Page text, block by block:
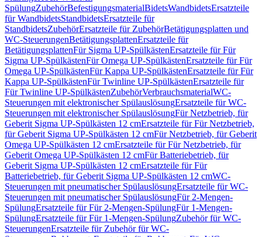
SpülungZubehörBefestigungsmaterialBidetsWandbidetsErsatzteile
für WandbidetsStandbidetsErsatzteile für
StandbidetsZubehörErsatzteile für ZubehörBetätigungsplatten und
WC-SteuerungenBetätigungsplattenErsatzteile für
BetätigungsplattenFür Sigma UP-SpülkästenErsatzteile für Für
Sigma UP-SpülkästenFür Omega UP-SpülkästenErsatzteile für Für
Omega UP-SpülkästenFür Kappa UP-SpülkästenErsatzteile für Für
Kappa UP-SpülkästenFür Twinline UP-SpülkästenErsatzteile für
Für Twinline UP-SpülkästenZubehörVerbrauchsmaterialWC-
Steuerungen mit elektronischer SpülauslösungErsatzteile für WC-
Steuerungen mit elektronischer SpülauslösungFür Netzbetrieb, für
Geberit Sigma UP-Spülkästen 12 cmErsatzteile für Für Netzbetrieb,
für Geberit Sigma UP-Spülkästen 12 cmFür Netzbetrieb, für Geberit
Omega UP-Spülkästen 12 cmErsatzteile für Für Netzbetrieb, für
Geberit Omega UP-Spülkästen 12 cmFür Batteriebetrieb, für
Geberit Sigma UP-Spülkästen 12 cmErsatzteile für Für
Batteriebetrieb, für Geberit Sigma UP-Spülkästen 12 cmWC-
Steuerungen mit pneumatischer SpülauslösungErsatzteile für WC-
Steuerungen mit pneumatischer SpülauslösungFür 2-Mengen-
SpülungErsatzteile für Für 2-Mengen-SpülungFür 1-Mengen-
SpülungErsatzteile für Für 1-Mengen-SpülungZubehör für WC-
SteuerungenErsatzteile für Zubehör für WC-